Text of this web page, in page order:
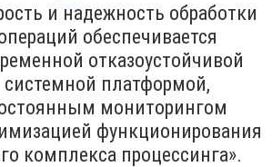
и надежность обработки
обеспечивается
отказоустойчивой
системной платформой,
мониторингом
функционирования
комплекса процессинга».